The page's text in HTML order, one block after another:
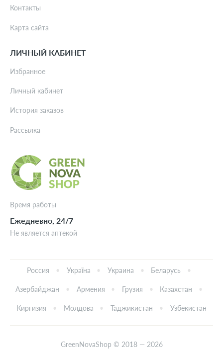
Время работы
Ежедневно, 24/7
Не является аптекой
Контакты
Карта сайта
ЛИЧНЫЙ КАБИНЕТ
Избранное
Личный кабинет
История заказов
Рассылка
Россия Україна Украина Беларусь
Азербайджан Армения Грузия Казахстан
Киргизия Молдова Таджикистан Узбекистан
GreenNovaShop © 2018 — 2026